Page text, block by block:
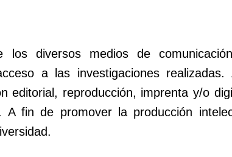
diversos medios de
a las investigaciones
editorial, reproducción, imprenta y/o
fin de promover la producción